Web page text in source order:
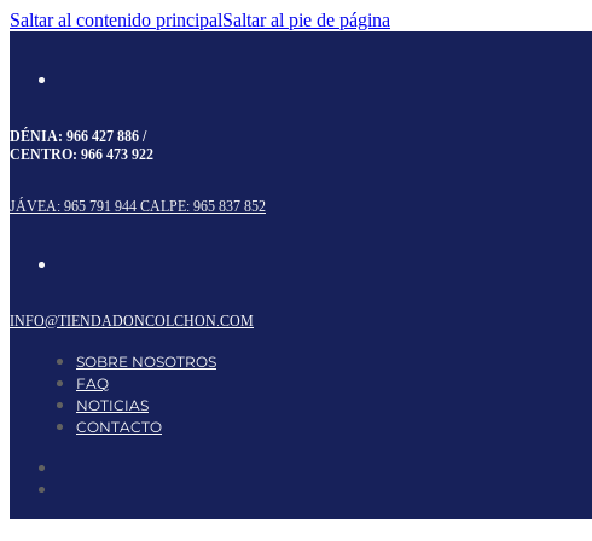
Saltar al contenido principalSaltar al pie de página
DÉNIA: 966 427 886 /
CENTRO: 966 473 922
JÁVEA: 965 791 944 CALPE: 965 837 852
INFO@TIENDADONCOLCHON.COM
SOBRE NOSOTROS
FAQ
NOTICIAS
CONTACTO